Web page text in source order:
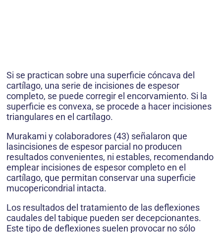
Si se practican sobre una superficie cóncava del
cartílago, una serie de incisiones de espesor
completo, se puede corregir el encorvamiento. Si la
superficie es convexa, se procede a hacer incisiones
triangulares en el cartílago.
Murakami y colaboradores (43) señalaron que
lasincisiones de espesor parcial no producen
resultados convenientes, ni estables, recomendando
emplear incisiones de espesor completo en el
cartílago, que permitan conservar una superficie
mucopericondrial intacta.
Los resultados del tratamiento de las deflexiones
caudales del tabique pueden ser decepcionantes.
Este tipo de deflexiones suelen provocar no sólo